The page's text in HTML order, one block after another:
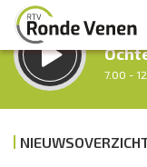
LUISTER
7.00 -